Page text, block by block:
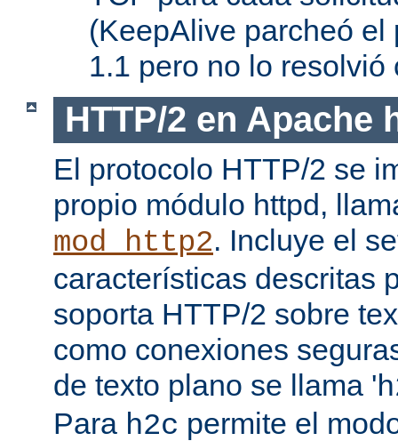
(KeepAlive parcheó el
1.1 pero no lo resolvió
HTTP/2 en Apache
El protocolo HTTP/2 se
propio módulo httpd,
mod_http2. Incluye el
características descritas
soporta HTTP/2 sobre
como conexiones
de texto plano se llama '
Para h2c permite el